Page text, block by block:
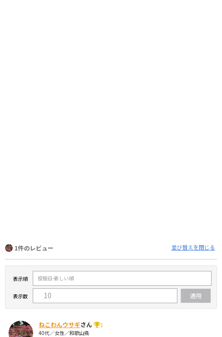
1件のレビュー 並び替えを閉じる
表示順
表示数
ねこわんウサギさん
1
40代／女性／和歌山県